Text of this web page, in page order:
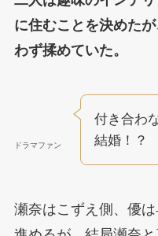
に住むことを決めた
わず揉めていた。
ドラマファン
付き合わ
結婚！？
瀬奈はこずえ側、優